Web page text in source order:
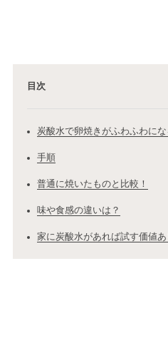
目次
炭酸水で卵焼きがふわふわにな
手順
普通に焼いたものと比較！
味や食感の違いは？
家に炭酸水があれば試す価値あ